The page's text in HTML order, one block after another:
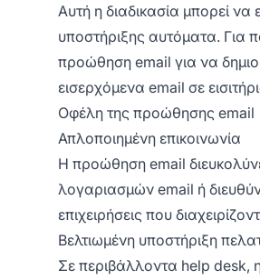
Αυτή η διαδικασία μπορεί
υποστήριξης αυτόματα. Για
προώθηση email για να
εισερχόμενα email σε
Οφέλη της προώθησης email
Απλοποιημένη επικοινωνία
Η προώθηση email
λογαριασμών email ή
επιχειρήσεις που
Βελτιωμένη υποστήριξη
Σε περιβάλλοντα help desk,